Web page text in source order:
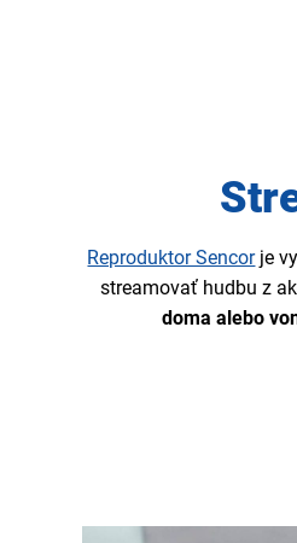
Reproduktor Sencorje
streamovať hudbu z
doma alebo